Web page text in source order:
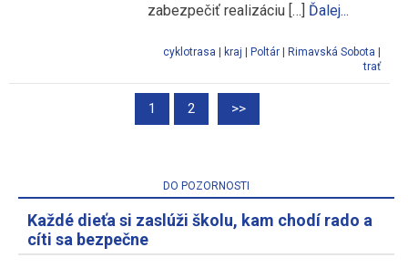
zabezpečiť realizáciu […] Ďalej...
cyklotrasa kraj Poltár Rimavská Sobota
trať
1 2 >>
DO POZORNOSTI
Každé dieťa si zaslúži školu, kam chodí rado a
cíti sa bezpečne